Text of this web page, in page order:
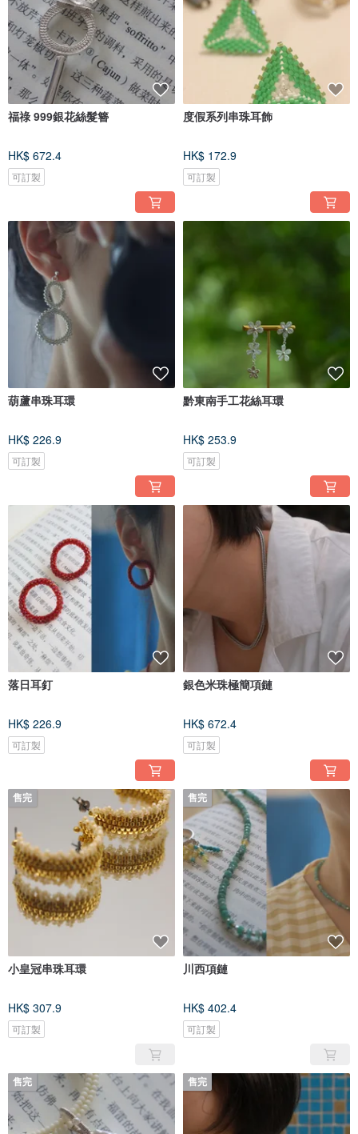
福祿 999銀花絲髮簪
HK$ 672.4
可訂製
度假系列串珠耳飾
HK$ 172.9
可訂製
葫蘆串珠耳環
HK$ 226.9
可訂製
黔東南手工花絲耳環
HK$ 253.9
可訂製
落日耳釘
HK$ 226.9
可訂製
銀色米珠極簡項鏈
HK$ 672.4
可訂製
售完
小皇冠串珠耳環
HK$ 307.9
可訂製
售完
川西項鏈
HK$ 402.4
可訂製
售完 售完